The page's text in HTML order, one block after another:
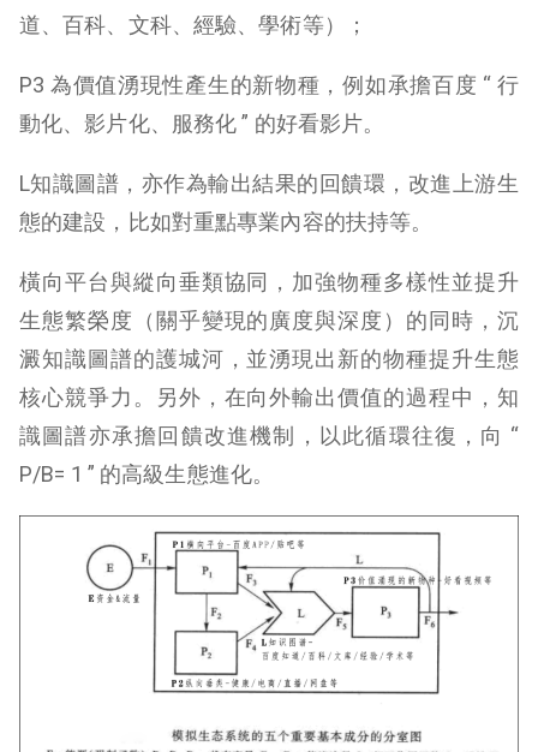
道、百科、文科、經驗、學術等）；
P3 為價值湧現性產生的新物種，例如承擔百度 “ 行
動化、影片化、服務化 ” 的好看影片。
L知識圖譜，亦作為輸出結果的回饋環，改進上游生
態的建設，比如對重點專業內容的扶持等。
橫向平台與縱向垂類協同，加強物種多樣性並提升
生態繁榮度（關乎變現的廣度與深度）的同時，沉
澱知識圖譜的護城河，並湧現出新的物種提升生態
核心競爭力。另外，在向外輸出價值的過程中，知
識圖譜亦承擔回饋改進機制，以此循環往復，向 “
P/B= 1 ” 的高級生態進化。